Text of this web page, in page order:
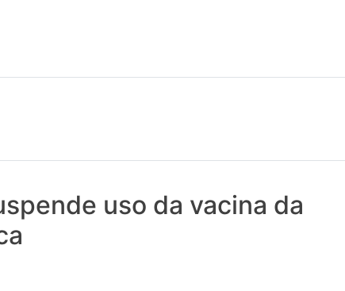
realmente contam! Tudo o que se passa na Saúde!
uso da vacina da